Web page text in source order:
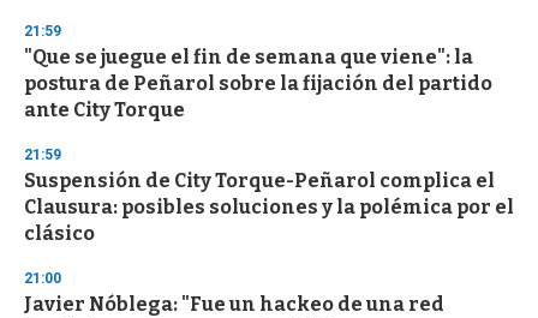
21:59
"Que se juegue el fin de semana que viene": la
postura de Peñarol sobre la fijación del partido
ante City Torque
21:59
Suspensión de City Torque-Peñarol complica el
Clausura: posibles soluciones y la polémica por el
clásico
21:00
Javier Nóblega: "Fue un hackeo de una red